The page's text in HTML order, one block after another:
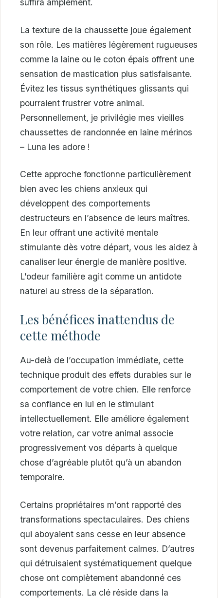
suffira amplement.
La texture de la chaussette joue également
son rôle. Les matières légèrement rugueuses
comme la laine ou le coton épais offrent une
sensation de mastication plus satisfaisante.
Évitez les tissus synthétiques glissants qui
pourraient frustrer votre animal.
Personnellement, je privilégie mes vieilles
chaussettes de randonnée en laine mérinos
– Luna les adore !
Cette approche fonctionne particulièrement
bien avec les chiens anxieux qui
développent des comportements
destructeurs en l’absence de leurs maîtres.
En leur offrant une activité mentale
stimulante dès votre départ, vous les aidez à
canaliser leur énergie de manière positive.
L’odeur familière agit comme un antidote
naturel au stress de la séparation.
Les bénéfices inattendus de
cette méthode
Au-delà de l’occupation immédiate, cette
technique produit des effets durables sur le
comportement de votre chien. Elle renforce
sa confiance en lui en le stimulant
intellectuellement. Elle améliore également
votre relation, car votre animal associe
progressivement vos départs à quelque
chose d’agréable plutôt qu’à un abandon
temporaire.
Certains propriétaires m’ont rapporté des
transformations spectaculaires. Des chiens
qui aboyaient sans cesse en leur absence
sont devenus parfaitement calmes. D’autres
qui détruisaient systématiquement quelque
chose ont complètement abandonné ces
comportements. La clé réside dans la